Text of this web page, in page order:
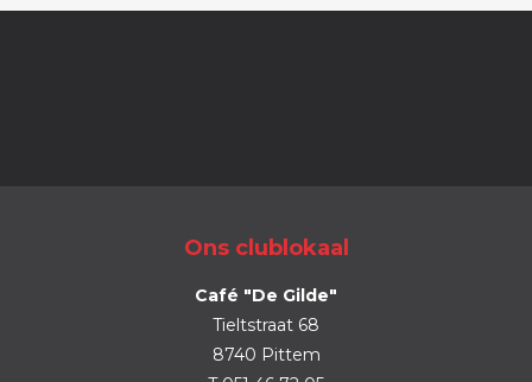
Ons clublokaal
Café "De Gilde"
Tieltstraat 68
8740 Pittem